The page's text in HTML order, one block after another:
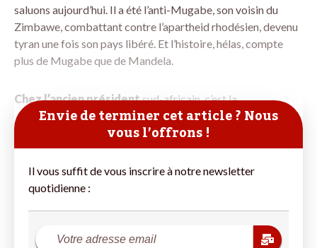
saluons aujourd’hui. Il a été l’anti-Mugabe, son voisin du
Zimbawe, combattant contre l’apartheid rhodésien, devenu
tyran une fois son pays libéré. Et l’histoire, hélas, compte
plus de Mugabe que de Mandela.
Chez l’ancien présidentsud-africain, c’est la
Envie de terminer cet article ? Nous
vous l’offrons !
Il vous suffit de vous inscrire à notre newsletter
quotidienne :